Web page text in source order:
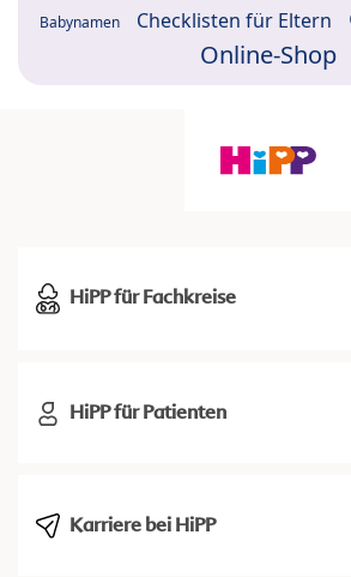
Babynamen Checklisten für Eltern
Online-Shop
HiPP für Fachkreise
HiPP für Patienten
Karriere bei HiPP